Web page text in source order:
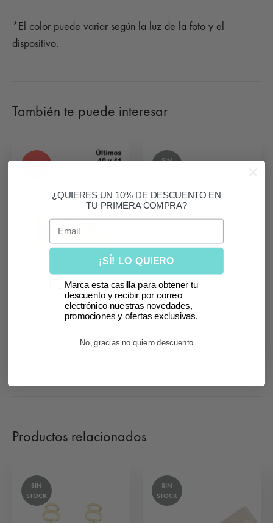
*El color puede variar según la luz de la foto y el
dispositivo.
También te puede interesar
Sandalia Olimpia oro
tiene
Las
pueden
SIN
Cubre raíz cardinal
LEER MÁS
Productos relacionados
SIN
STOCK
SIN
STOCK
¿QUIERES UN 10% DE DESCUENTO EN
TU PRIMERA COMPRA?
Email
¡SÍ! LO QUIERO
Marca esta casilla para obtener tu
descuento y recibir por correo
electrónico nuestras novedades,
promociones y ofertas exclusivas.
No, gracias no quiero descuento